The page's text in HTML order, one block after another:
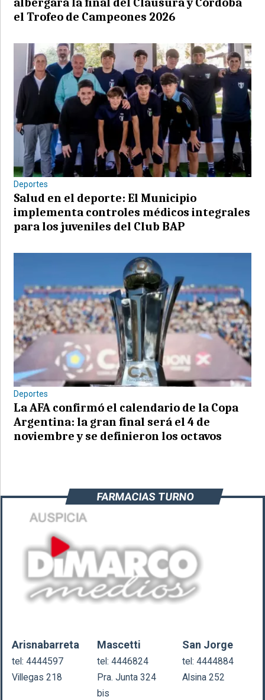
el Trofeo de Campeones 2026
Deportes
Salud en el deporte: El Municipio
implementa controles médicos integrales
para los juveniles del Club BAP
Deportes
La AFA confirmó el calendario de la Copa
Argentina: la gran final será el 4 de
noviembre y se definieron los octavos
FARMACIAS TURNO
Arisnabarreta
tel: 4444597
Villegas 218
Mascetti
tel: 4446824
Pra. Junta 324
bis
San Jorge
tel: 4444884
Alsina 252